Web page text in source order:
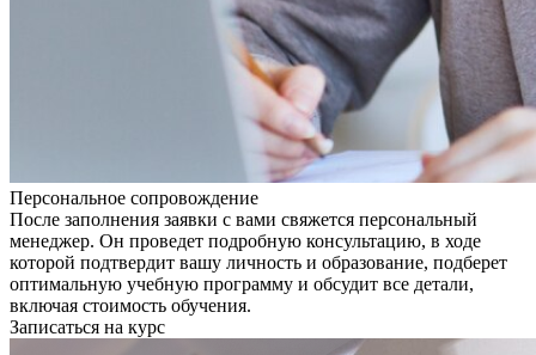
Персональное сопровождение
После заполнения заявки с вами свяжется персональный
менеджер. Он проведет подробную консультацию, в ходе
которой подтвердит вашу личность и образование, подберет
оптимальную учебную программу и обсудит все детали,
включая стоимость обучения.
Записаться на курс